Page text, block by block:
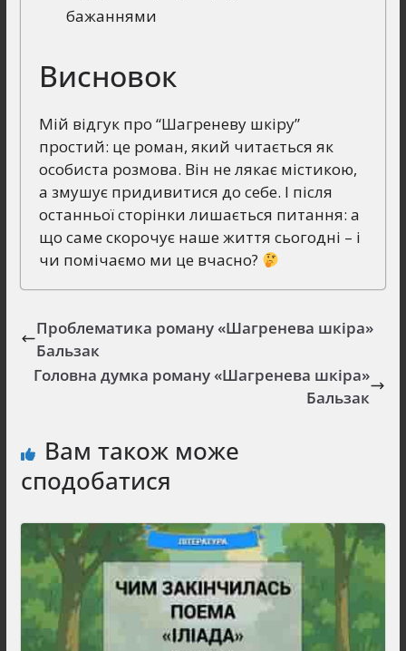
бажаннями
Висновок
Мій відгук про “Шагреневу шкіру”
простий: це роман, який читається як
особиста розмова. Він не лякає містикою,
а змушує придивитися до себе. І після
останньої сторінки лишається питання: а
що саме скорочує наше життя сьогодні – і
чи помічаємо ми це вчасно?
Проблематика роману «Шагренева шкіра»
Бальзак
Головна думка роману «Шагренева шкіра»
Бальзак
Вам також може
сподобатися